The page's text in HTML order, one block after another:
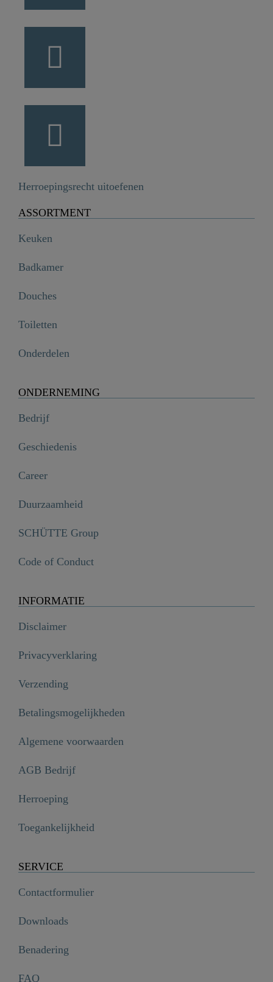
Herroepingsrecht uitoefenen
ASSORTMENT
Keuken
Badkamer
Douches
Toiletten
Onderdelen
ONDERNEMING
Bedrijf
Geschiedenis
Career
Duurzaamheid
SCHÜTTE Group
Code of Conduct
INFORMATIE
Disclaimer
Privacyverklaring
Verzending
Betalingsmogelijkheden
Algemene voorwaarden
AGB Bedrijf
Herroeping
Toegankelijkheid
SERVICE
Contactformulier
Downloads
Benadering
FAQ